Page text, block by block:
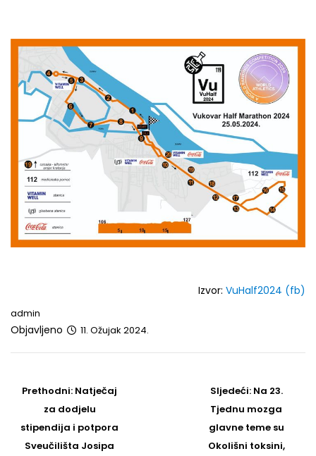
Izvor: VuHalf2024 (fb)
admin
Objavljeno 11. Ožujak 2024.
navigation
Prethodni: Prethodni
post
Natječaj
za dodjelu
stipendija i potpora
Sveučilišta Josipa
Sljedeći: Sljedeći
Post
Na 23.
Tjednu mozga
glavne teme su
Okolišni toksini,